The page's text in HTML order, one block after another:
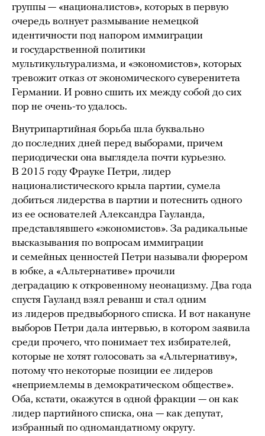
группы — «националистов», которых в первую
очередь волнует размывание немецкой
идентичности под напором иммиграции
и государственной политики
мультикультурализма, и «экономистов», которых
тревожит отказ от экономического суверенитета
Германии. И ровно сшить их между собой до сих
пор не очень-то удалось.
Внутрипартийная борьба шла буквально
до последних дней перед выборами, причем
периодически она выглядела почти курьезно.
В 2015 году Фрауке Петри, лидер
националистического крыла партии, сумела
добиться лидерства в партии и потеснить одного
из ее основателей Александра Гауланда,
представлявшего «экономистов». За радикальные
высказывания по вопросам иммиграции
и семейных ценностей Петри называли фюрером
в юбке, а «Альтернативе» прочили
деградацию к откровенному неонацизму. Два года
спустя Гауланд взял реванш и стал одним
из лидеров предвыборного списка. И вот накануне
выборов Петри дала интервью, в котором заявила
среди прочего, что понимает тех избирателей,
которые не хотят голосовать за «Альтернативу»,
потому что некоторые позиции ее лидеров
«неприемлемы в демократическом обществе».
Оба, кстати, окажутся в одной фракции — он как
лидер партийного списка, она — как депутат,
избранный по одномандатному округу.